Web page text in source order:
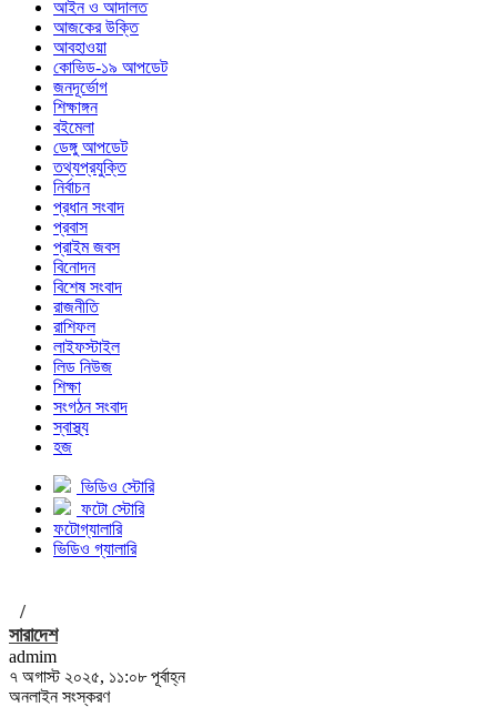
আইন ও আদালত
আজকের উক্তি
আবহাওয়া
কোভিড-১৯ আপডেট
জনদূর্ভোগ
শিক্ষাঙ্গন
বইমেলা
ডেঙ্গু আপডেট
তথ্যপ্রযুক্তি
নির্বাচন
প্রধান সংবাদ
প্রবাস
প্রাইম জবস
বিনোদন
বিশেষ সংবাদ
রাজনীতি
রাশিফল
লাইফস্টাইল
লিড নিউজ
শিক্ষা
সংগঠন সংবাদ
স্বাস্থ্য
হজ
ভিডিও স্টোরি
ফটো স্টোরি
ফটোগ্যালারি
ভিডিও গ্যালারি
/
সারাদেশ
admim
৭ অগাস্ট ২০২৫, ১১:০৮ পূর্বাহ্ন
অনলাইন সংস্করণ